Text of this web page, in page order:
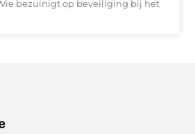
bezuinigt op beveiliging bij het